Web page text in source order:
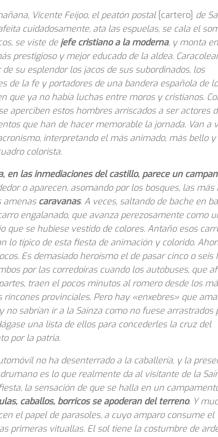
Vicente Feijoo, el peatón postal [cartero] de
cuidadosamente, ata las espuelas, se cala el
se viste de jefe cristiano a la moderna, y monta
prestigioso y mejor educado de la aldea.
su esplendor los jacos de sus subordinados, los
de la fe y portadores de una bandera española de
que ya no había luchas entre moros y cristianos.
aperciben estos hombres arriscados a ser actores
que han de hacer memorable la jornada. Van a
interpretando el más animado, más bello
colorista.
en las inmediaciones del castillo, parece un
o aparecen, asomando por los bosques, las más
amenas caravanas. A veces, saltando de bache en
engalanado, que avanza perezosamente como
que se hubiese vestido de colores. Antaño esos
lo típico de esta fiesta de animación y colorido.
Es demasiado heroísmo el de pasar cinco o seis
por las corredoiras cuando los autobuses, que
traen el pocos minutos al romero desde los
rincones provinciales. Pero hay «enxebres» que
no sabrían ir a la Sainza como no fuese arrastrados
una lista de ellos para concederles la cruz del
por la patria.
no ha desenterrado a la caballería, y la
es lo que realmente da al visitante de la
la sensación de que se halla en un
caballos, borricos se apoderan del terreno. Y
el papel de parasoles, a cuyo amparo consume el
primeras vituallas. El sol tiene la costumbre de